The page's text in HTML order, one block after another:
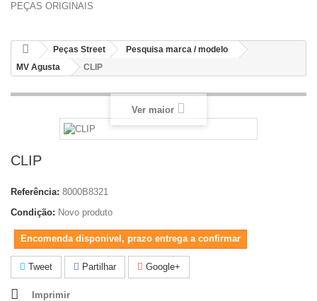
PEÇAS ORIGINAIS
Peças Street
Pesquisa marca / modelo
MV Agusta
CLIP
Ver maior
CLIP
Referência: 8000B8321
Condição: Novo produto
Encomenda disponivel, prazo entrega a confirmar
Tweet Partilhar Google+
Imprimir